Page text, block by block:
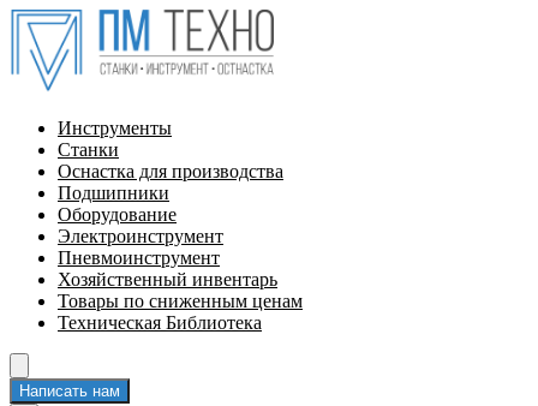
Инструменты
Станки
Оснастка для производства
Подшипники
Оборудование
Электроинструмент
Пневмоинструмент
Хозяйственный инвентарь
Товары по сниженным ценам
Техническая Библиотека
Написать нам